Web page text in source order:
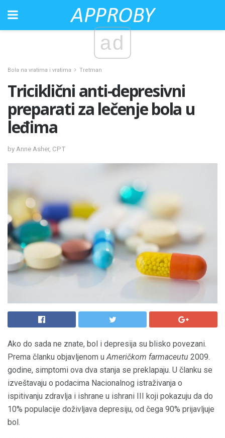
ad
Bola na vratima i vratima Tretman
Triciklični anti-depresivni
preparati za lečenje bola u
leđima
by Anne Asher, CPT
Ako do sada ne znate, bol i depresija su blisko povezani.
Prema članku objavljenom uAmeričkom farmaceutu 2009.
godine, simptomi ova dva stanja se preklapaju. U članku se
izveštavaju o podacima Nacionalnog istraživanja o
ispitivanju zdravlja i ishrane u ishrani III koji pokazuju da do
10% populacije doživljava depresiju, od čega 90% prijavljuje
bol.